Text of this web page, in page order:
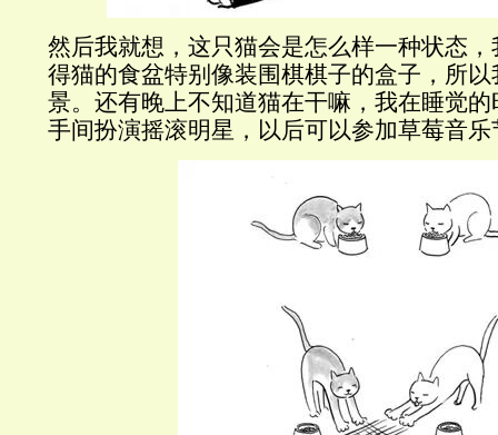
然后我就想，这只猫会是怎么样一种状态
得猫的食盆特别像装围棋棋子的盒子，所
景。还有晚上不知道猫在干嘛，我在睡觉
手间扮演摇滚明星，以后可以参加草莓音乐